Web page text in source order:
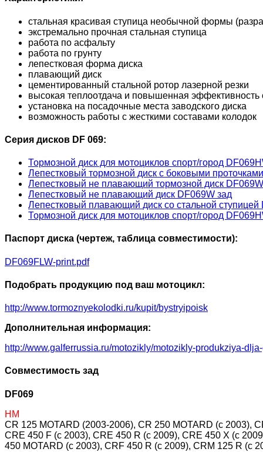
стальная красивая ступица необычной формы
экстремально прочная стальная ступица
работа по асфальту
работа по грунту
лепестковая форма диска
плавающий диск
цементированный стальной ротор лазерной резки
высокая теплоотдача и повышенная эффективность
установка на посадочные места заводского диска
возможность работы с жесткими составами колодок
Серия дисков DF 069:
Тормозной диск для мотоциклов спорт/город
Лепестковый тормозной диск с боковыми
Лепестковый не плавающий тормозной диск
Лепестковый не плавающий диск DF069W зад
Лепестковый плавающий диск со стальной ступицей
Тормозной диск для мотоциклов спорт/город
Паспорт диска (чертеж, таблица совместимости):
DF069FLW-print.pdf
Подобрать продукцию под ваш мотоцикл:
http://www.tormoznyekolodki.ru/kupit/bystryipoisk
Дополнительная информация:
http://www.galferrussia.ru/motozikly/motozikly-produkziya-
Совместимость зад
DF069
HM
CR 125 MOTARD (2003-2006), CR 250 MOTARD (c 2003),
CRE 450 F (c 2003), CRE 450 R (c 2009), CRE 450 X (c
450 MOTARD (c 2003), CRF 450 R (c 2009), CRM 125 R (c